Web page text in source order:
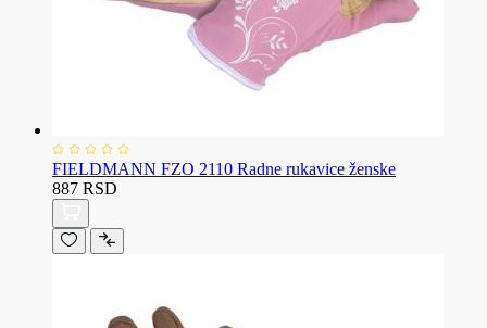
FIELDMANN FZO 2110 Radne rukavice ženske
887 RSD